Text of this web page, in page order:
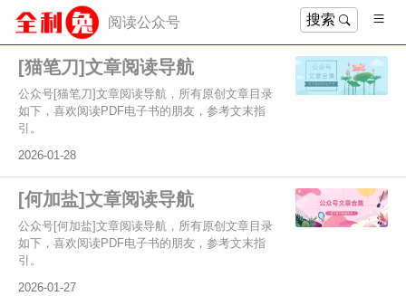
阅读公众号 搜索
[猫笔刀]文章阅读导航
公众号[猫笔刀]文章阅读导航，所有原创文章目录
如下，喜欢阅读PDF电子书的朋友，参考文末指
引。
2026-01-28
[何加盐]文章阅读导航
公众号[何加盐]文章阅读导航，所有原创文章目录
如下，喜欢阅读PDF电子书的朋友，参考文末指
引。
2026-01-27